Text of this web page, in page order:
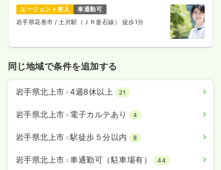
エージェント求人
車通勤可
岩手県花巻市/ 土沢駅（ＪＲ釜石線） 徒歩1分
同じ地域で条件を追加する
岩手県北上市×4週8休以上 21
岩手県北上市×電子カルテあり 4
岩手県北上市×駅徒歩５分以内 8
岩手県北上市×車通勤可（駐車場有） 44